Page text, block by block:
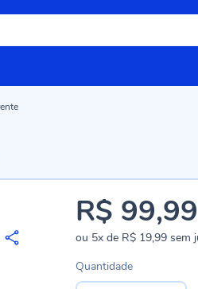
R$ 99,99
ou 5xde R$ 19,99sem
Quantidade